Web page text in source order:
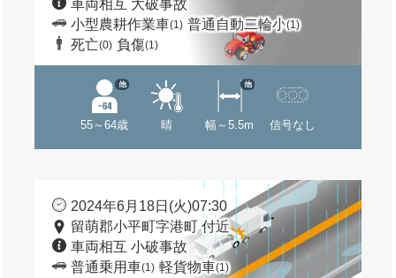
車両相互 大破事故
小型農耕作業車(1) 普通自動二輪小(1)
死亡(0) 負傷(1)
55～64歳
他
晴 幅～5.5m
他
信号なし
2024年6月18日(火)07:30
留萌郡小平町字港町 付近
車両相互 小破事故
普通乗用車(1) 軽貨物車(1)